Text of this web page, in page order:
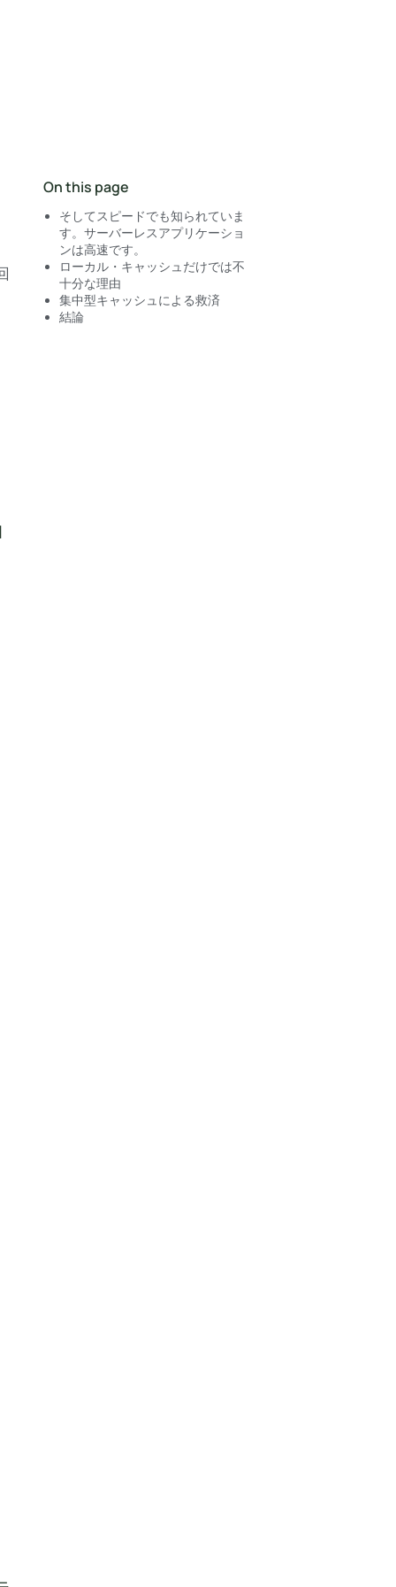
On this page
そしてスピードでも知られていま
す。サーバーレスアプリケーショ
ンは高速です。
ローカル・キャッシュだけでは不
十分な理由
集中型キャッシュによる救済
結論